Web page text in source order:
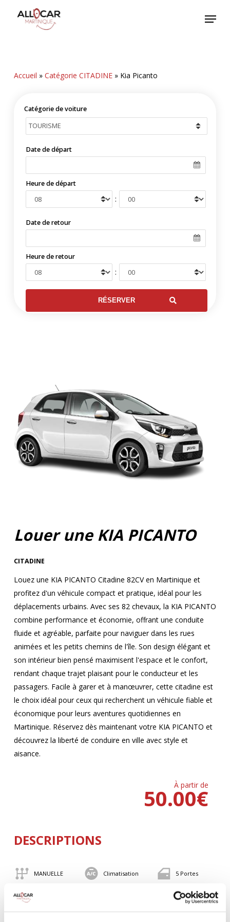
Menu
Accueil » Catégorie CITADINE» Kia Picanto
Catégorie de voiture
Date de départ
Heure de départ
:
Date de retour
Heure de retour
:
Louer une KIA PICANTO
CITADINE
Louez une KIA PICANTO Citadine 82CV en Martinique et
profitez d'un véhicule compact et pratique, idéal pour les
déplacements urbains. Avec ses 82 chevaux, la KIA PICANTO
combine performance et économie, offrant une conduite
fluide et agréable, parfaite pour naviguer dans les rues
animées et les petits chemins de l'île. Son design élégant et
son intérieur bien pensé maximisent l'espace et le confort,
rendant chaque trajet plaisant pour le conducteur et les
passagers. Facile à garer et à manœuvrer, cette citadine est
le choix idéal pour ceux qui recherchent un véhicule fiable et
économique pour leurs aventures quotidiennes en
Martinique. Réservez dès maintenant votre KIA PICANTO et
découvrez la liberté de conduire en ville avec style et
aisance.
À partir de
€
50.00
DESCRIPTIONS
MANUELLE Climatisation 5 Portes
BLUETOOTH 82 CV
Valise